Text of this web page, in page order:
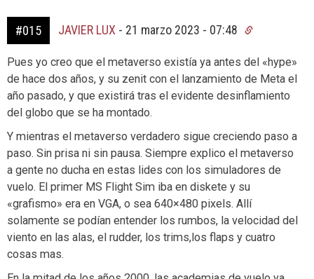
#015 JAVIER LUX - 21 marzo 2023 - 07:48
Pues yo creo que el metaverso existía ya antes del «hype»
de hace dos años, y su zenit con el lanzamiento de Meta el
año pasado, y que existirá tras el evidente desinflamiento
del globo que se ha montado.
Y mientras el metaverso verdadero sigue creciendo paso a
paso. Sin prisa ni sin pausa. Siempre explico el metaverso
a gente no ducha en estas lides con los simuladores de
vuelo. El primer MS Flight Sim iba en diskete y su
«grafismo» era en VGA, o sea 640×480 pixels. Allí
solamente se podían entender los rumbos, la velocidad del
viento en las alas, el rudder, los trims,los flaps y cuatro
cosas mas.